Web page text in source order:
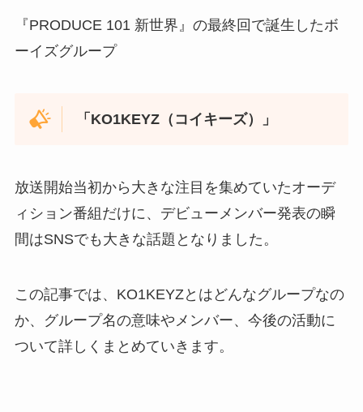
『PRODUCE 101 新世界』の最終回で誕生したボ
ーイズグループ
「KO1KEYZ（コイキーズ）」
放送開始当初から大きな注目を集めていたオーデ
ィション番組だけに、デビューメンバー発表の瞬
間はSNSでも大きな話題となりました。
この記事では、KO1KEYZとはどんなグループなの
か、グループ名の意味やメンバー、今後の活動に
ついて詳しくまとめていきます。